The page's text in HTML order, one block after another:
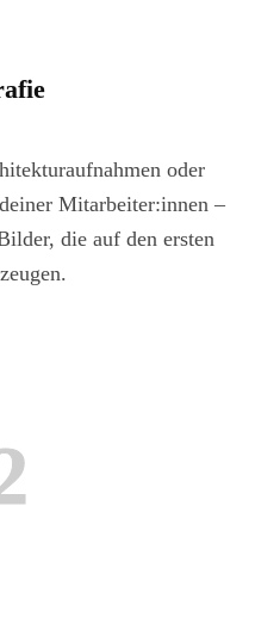
oder
Mitarbeiter:innen –
die auf den ersten